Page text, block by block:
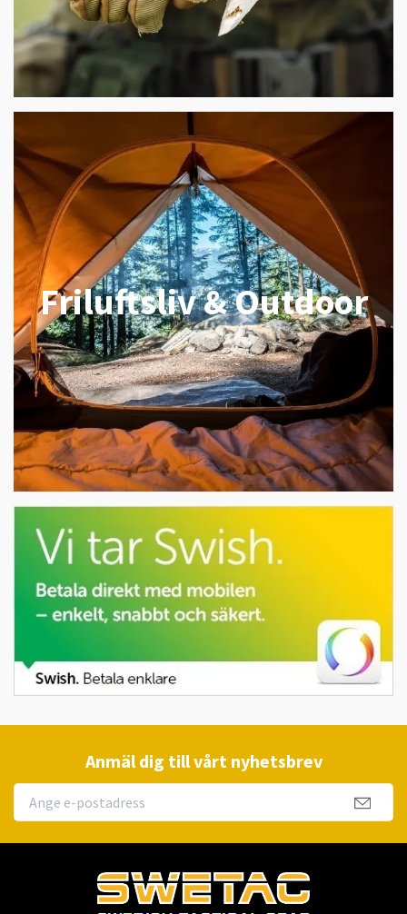
Friluftsliv & Outdoor
Anmäl dig till vårt nyhetsbrev